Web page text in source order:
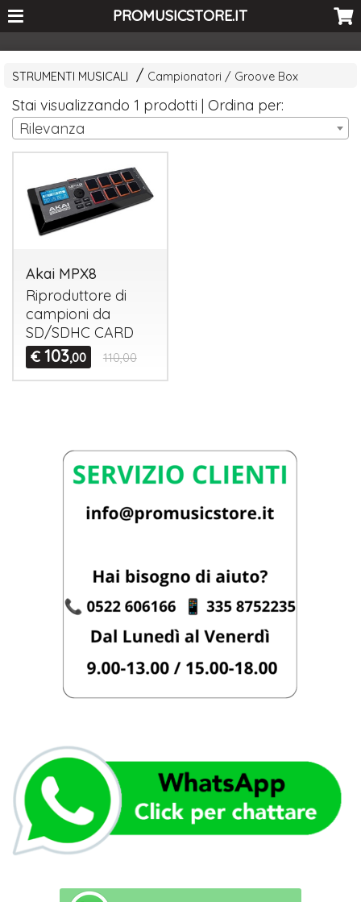
<-- Curio's GSC -->PROMUSICSTORE.IT
STRUMENTI MUSICALI Campionatori / Groove Box
Stai visualizzando 1 prodotti | Ordina per:
Rilevanza
Akai MPX8
Riproduttore di
campioni da
SD/SDHC CARD
€ 103,00 110,00